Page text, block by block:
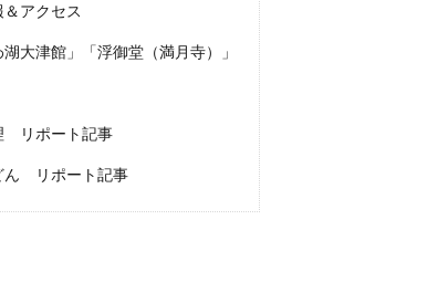
アクセス
大津館」「浮御堂（満月寺）」
リポート記事
ん リポート記事